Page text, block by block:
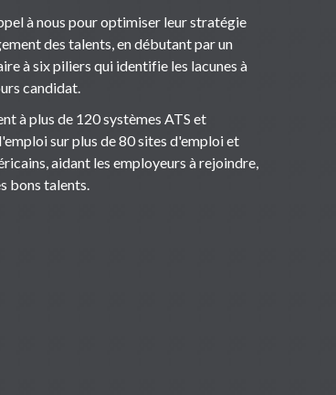
à nous pour optimiser leur stratégie
des talents, en débutant par un
à six piliers qui identifie les lacunes à
candidat.
à plus de 120 systèmes ATS et
sur plus de 80 sites d'emploi et
aidant les employeurs à rejoindre,
bons talents.